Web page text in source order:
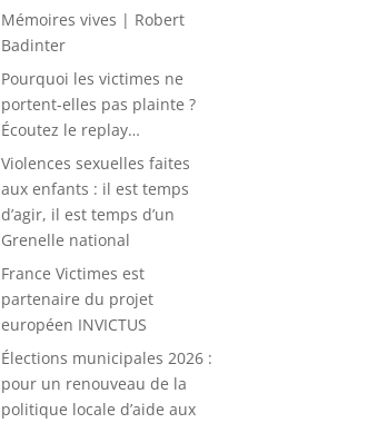
Mémoires vives | Robert
Badinter
Pourquoi les victimes ne
portent-elles pas plainte ?
Écoutez le replay…
Violences sexuelles faites
aux enfants : il est temps
d’agir, il est temps d’un
Grenelle national
France Victimes est
partenaire du projet
européen INVICTUS
Élections municipales 2026 :
pour un renouveau de la
politique locale d’aide aux